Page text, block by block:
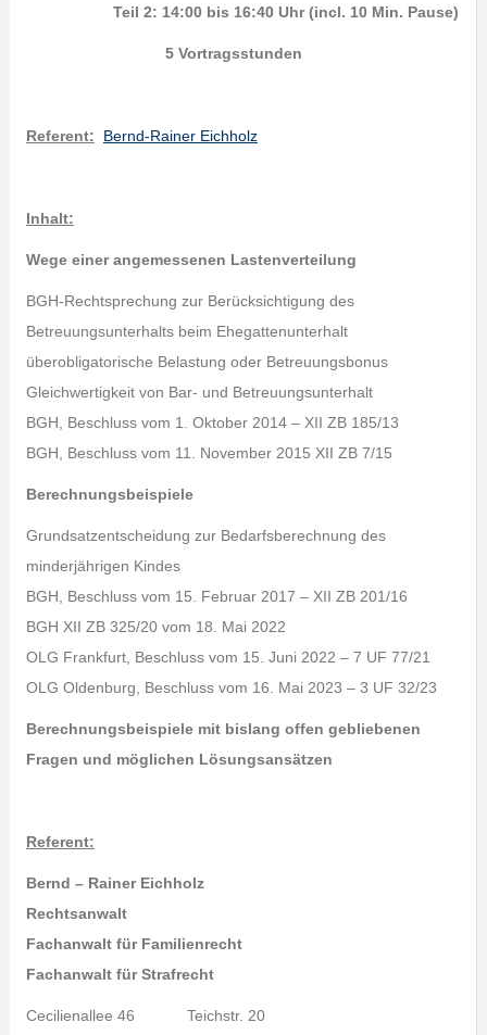
Teil 2: 14:00 bis 16:40 Uhr (incl. 10 Min. Pause)
5 Vortragsstunden
Referent: Bernd-Rainer Eichholz
Inhalt:
Wege einer angemessenen Lastenverteilung
BGH-Rechtsprechung zur Berücksichtigung des
Betreuungsunterhalts beim Ehegattenunterhalt
überobligatorische Belastung oder Betreuungsbonus
Gleichwertigkeit von Bar- und Betreuungsunterhalt
BGH, Beschluss vom 1. Oktober 2014 – XII ZB 185/13
BGH, Beschluss vom 11. November 2015 XII ZB 7/15
Berechnungsbeispiele
Grundsatzentscheidung zur Bedarfsberechnung des
minderjährigen Kindes
BGH, Beschluss vom 15. Februar 2017 – XII ZB 201/16
BGH XII ZB 325/20 vom 18. Mai 2022
OLG Frankfurt, Beschluss vom 15. Juni 2022 – 7 UF 77/21
OLG Oldenburg, Beschluss vom 16. Mai 2023 – 3 UF 32/23
Berechnungsbeispiele mit bislang offen gebliebenen
Fragen und möglichen Lösungsansätzen
Referent:
Bernd – Rainer Eichholz
Rechtsanwalt
Fachanwalt für Familienrecht
Fachanwalt für Strafrecht
Cecilienallee 46 Teichstr. 20